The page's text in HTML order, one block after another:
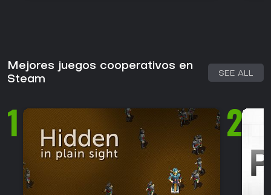
Mejores juegos cooperativos en
Steam
SEE ALL
1 2